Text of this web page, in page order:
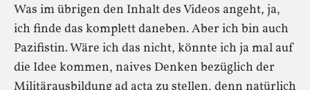
Was im übrigen den Inhalt des Videos angeht, ja,
ich finde das komplett daneben. Aber ich bin auch
Pazifistin. Wäre ich das nicht, könnte ich ja mal auf
die Idee kommen, naives Denken bezüglich der